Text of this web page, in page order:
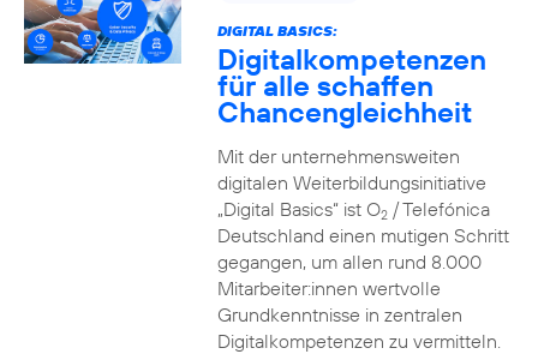
DIGITAL BASICS:
Digitalkompetenzen
für alle schaffen
Chancengleichheit
Mit der unternehmensweiten
digitalen Weiterbildungsinitiative
„Digital Basics“ ist O2/ Telefónica
Deutschland einen mutigen Schritt
gegangen, um allen rund 8.000
Mitarbeiter:innen wertvolle
Grundkenntnisse in zentralen
Digitalkompetenzen zu vermitteln.